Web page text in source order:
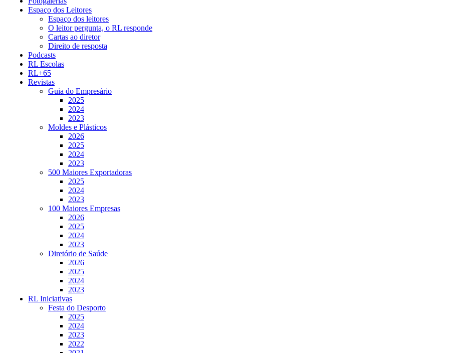
Espaço dos Leitores
Espaço dos leitores
O leitor pergunta, o RL responde
Cartas ao diretor
Direito de resposta
Podcasts
RL Escolas
RL+65
Revistas
Guia do Empresário
2025
2024
2023
Moldes e Plásticos
2026
2025
2024
2023
500 Maiores Exportadoras
2025
2024
2023
100 Maiores Empresas
2026
2025
2024
2023
Diretório de Saúde
2026
2025
2024
2023
RL Iniciativas
Festa do Desporto
2025
2024
2023
2022